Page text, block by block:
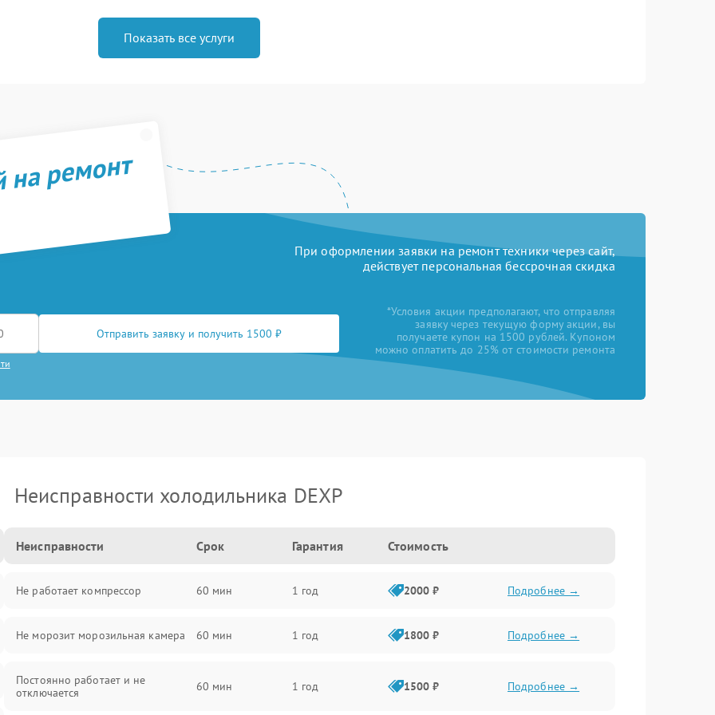
Показать все услуги
ремонт
При оформлении заявки на ремонт техники через сайт,
действует персональная бессрочная скидка
Отправить заявку и получить 1500 ₽
*Условия акции предполагают, что отправляя
заявку через текущую форму акции, вы
получаете купон на 1500 рублей. Купоном
можно оплатить до 25% от стоимости ремонта
Неисправности холодильника DEXP
Неисправности Срок Гарантия Стоимость
Не работает компрессор 60 мин 1 год 2000 ₽ Подробнее →
Не морозит морозильная камера 60 мин 1 год 1800 ₽ Подробнее →
Постоянно работает и не
отключается
60 мин 1 год 1500 ₽ Подробнее →